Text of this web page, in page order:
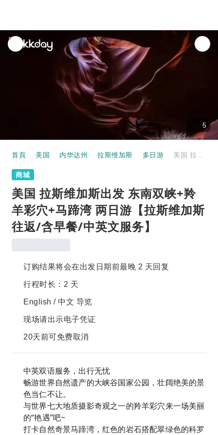
unread
notifications
5
首頁 美国 内华达州 拉斯维加斯 多日游
商城
美国 拉斯维加斯出发 东南双峡+羚
羊彩穴+马蹄湾 两日游【拉斯维加斯
往返/含早餐/中英文服务】
订购结果将会在出发日期前最晚 2 天回复
行程时长：2 天
English / 中文 导览
现场请出示电子凭证
20天前可免费取消
中英双语服务，出行无忧
畅游世界自然遗产的大峡谷国家公园，壮阔绝美的景
色当仁不让。
与世界七大地质摄影奇观之一的羚羊彩穴来一场美丽
的“艳遇”吧~
打卡自然奇景马蹄湾，红色的岩石搭配翠绿色的科罗